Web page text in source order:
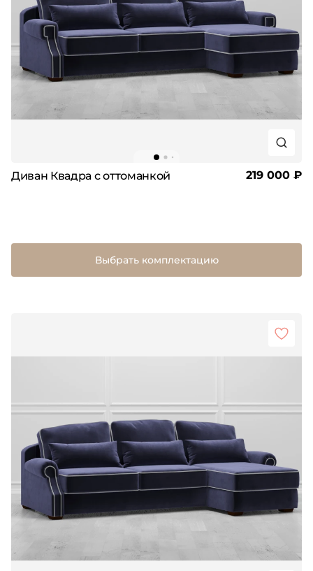
Диван Квадра с оттоманкой 219 000 ₽
Выбрать комплектацию